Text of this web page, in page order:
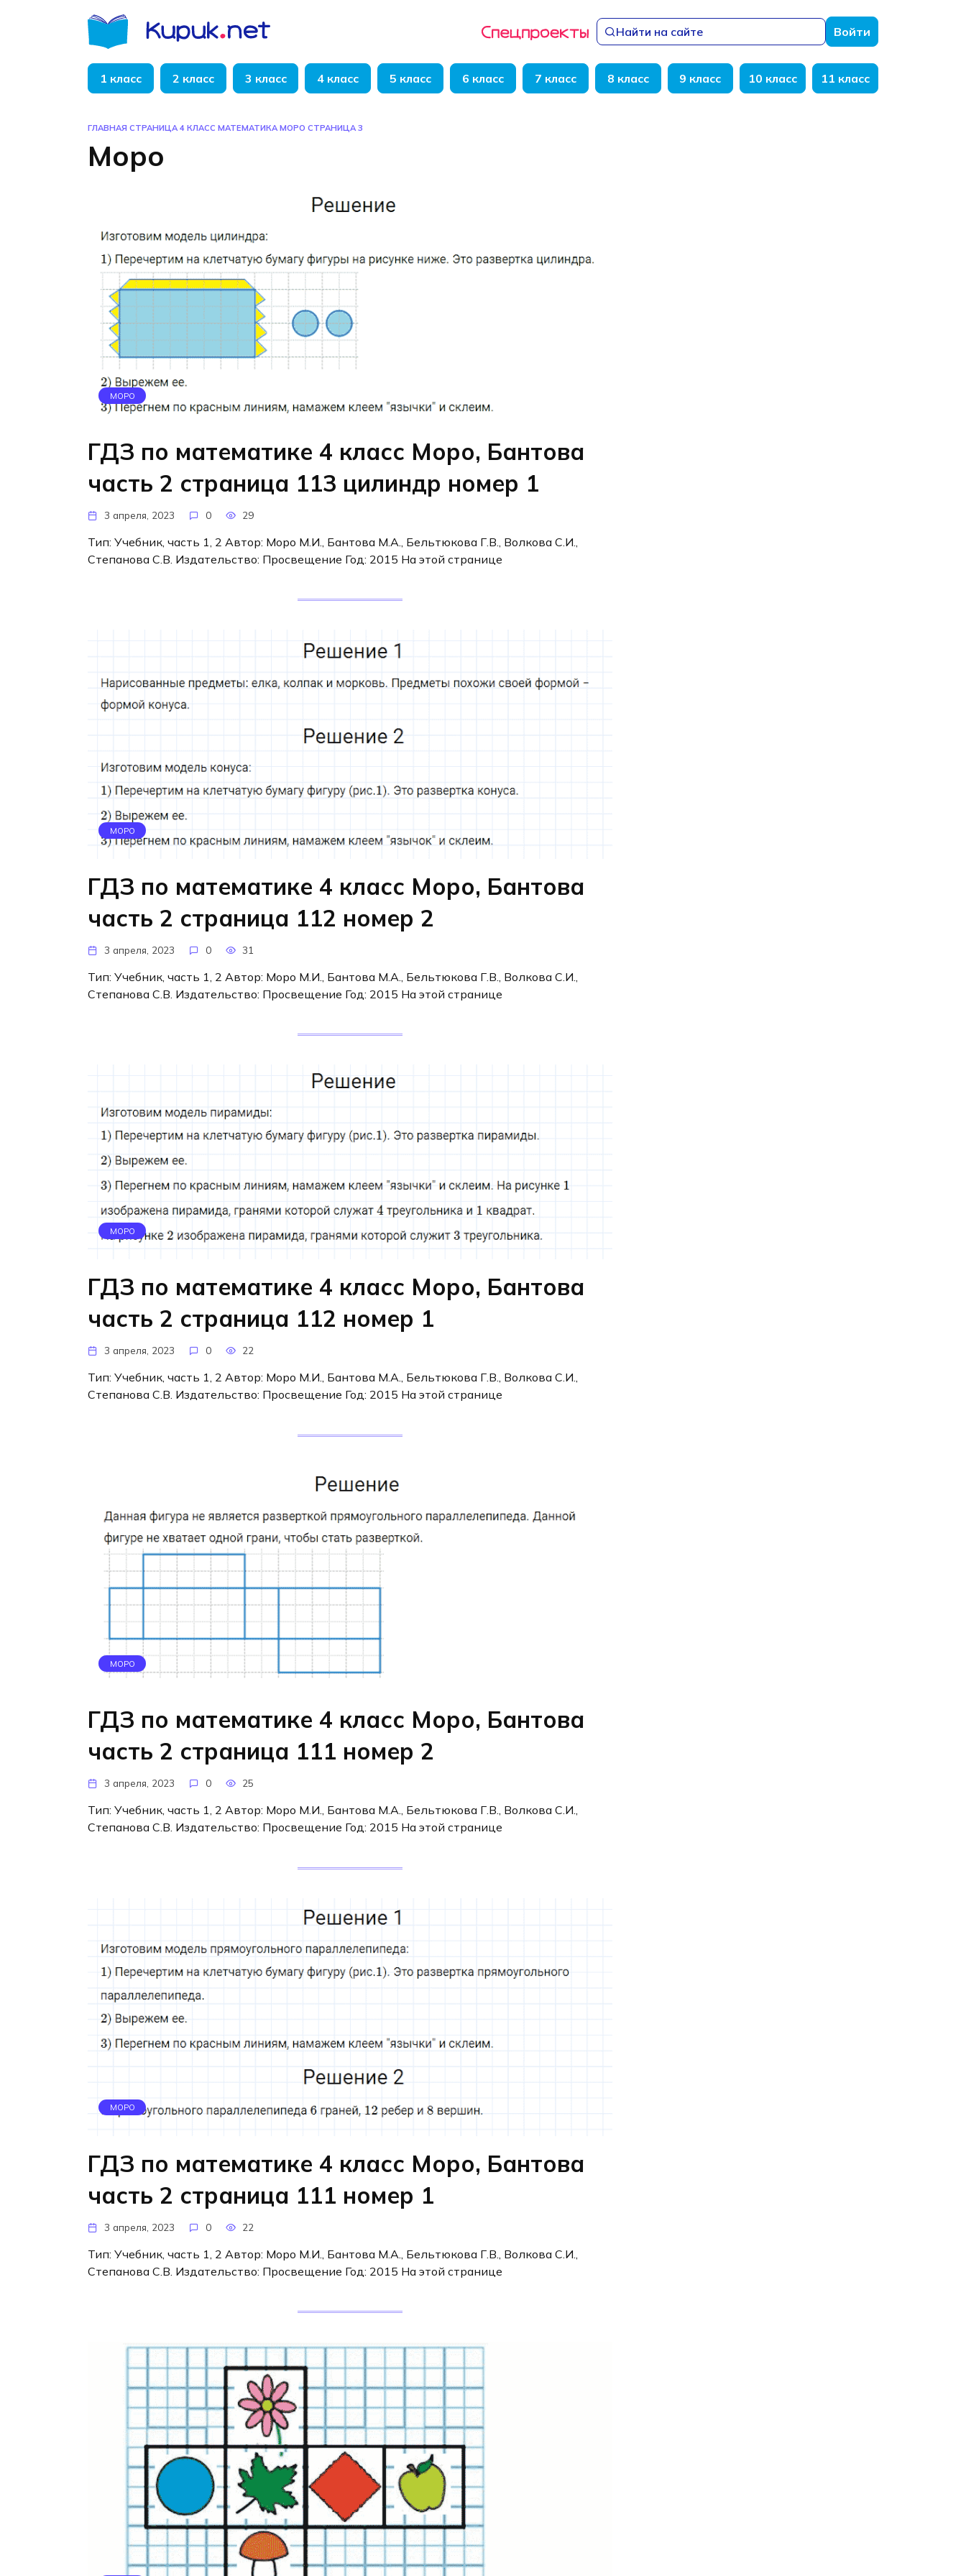
Найти на сайте Войти
1 класс 2 класс 3 класс 4 класс 5 класс 6 класс 7 класс 8 класс 9 класс 10 класс 11 класс
ГЛАВНАЯ СТРАНИЦА 4 КЛАСС МАТЕМАТИКА МОРО СТРАНИЦА 3
Моро
МОРО
ГДЗ по математике 4 класс Моро, Бантова
часть 2 страница 113 цилиндр номер 1
3 апреля, 2023 0 29
Тип: Учебник, часть 1, 2 Автор: Моро М.И., Бантова М.А., Бельтюкова Г.В., Волкова С.И.,
Степанова С.В. Издательство: Просвещение Год: 2015 На этой странице
МОРО
ГДЗ по математике 4 класс Моро, Бантова
часть 2 страница 112 номер 2
3 апреля, 2023 0 31
Тип: Учебник, часть 1, 2 Автор: Моро М.И., Бантова М.А., Бельтюкова Г.В., Волкова С.И.,
Степанова С.В. Издательство: Просвещение Год: 2015 На этой странице
МОРО
ГДЗ по математике 4 класс Моро, Бантова
часть 2 страница 112 номер 1
3 апреля, 2023 0 22
Тип: Учебник, часть 1, 2 Автор: Моро М.И., Бантова М.А., Бельтюкова Г.В., Волкова С.И.,
Степанова С.В. Издательство: Просвещение Год: 2015 На этой странице
МОРО
ГДЗ по математике 4 класс Моро, Бантова
часть 2 страница 111 номер 2
3 апреля, 2023 0 25
Тип: Учебник, часть 1, 2 Автор: Моро М.И., Бантова М.А., Бельтюкова Г.В., Волкова С.И.,
Степанова С.В. Издательство: Просвещение Год: 2015 На этой странице
МОРО
ГДЗ по математике 4 класс Моро, Бантова
часть 2 страница 111 номер 1
3 апреля, 2023 0 22
Тип: Учебник, часть 1, 2 Автор: Моро М.И., Бантова М.А., Бельтюкова Г.В., Волкова С.И.,
Степанова С.В. Издательство: Просвещение Год: 2015 На этой странице